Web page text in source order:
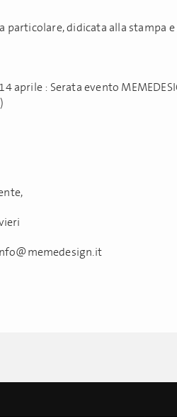
particolare, didicata alla stampa
14 aprile : Serata evento